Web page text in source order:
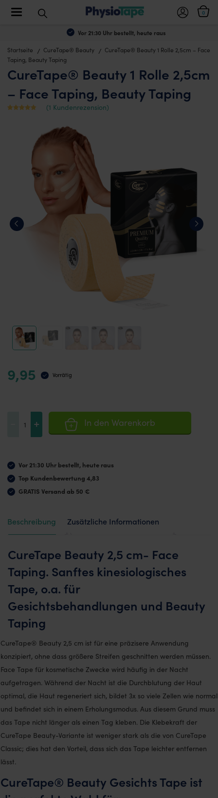
Vor 21:30 Uhr bestellt, heute raus
0
Toggle navigation
Startseite CureTape® Beauty
CureTape® Beauty 1 Rolle 2,5cm – Face
Taping, Beauty Taping
CureTape® Beauty 1 Rolle 2,5cm
– Face Taping, Beauty Taping
Kundenbewe
(1 Kundenrezension)
9,95 Vorrätig
2,5cm
-
Face
Beauty
Taping
Menge
+ In den Warenkorb
Vor 21:30 Uhr bestellt, heute raus
Top Kundenbewertung 4,83
GRATIS Versand ab 50 €
Beschreibung
Zusätzliche Informationen
CureTape Beauty 2,5 cm- Face
Taping. Sanftes kinesiologisches
Tape, o.a. für
Gesichtsbehandlungen und Beauty
Taping
CureTape® Beauty 2,5 cm ist für eine präzisere Anwendung
konzipiert, ohne dass größere Streifen geschnitten werden müssen.
Face Tape für kosmetische Zwecke wird häufig in der Nacht
aufgetragen. Während der Nacht ist die Durchblutung der Haut
optimal, die Haut regeneriert sich, bildet 3x so viele Zellen wie normal
und befindet sich in einem Erholungsmodus. Aus diesem Grund muss
das Tape nicht länger als einen Tag kleben. Die Klebekraft der
CureTape Beauty-Variante ist weniger stark als die von CureTape
Classic; dies hat den Vorteil, dass sich das Tape leichter entfernen
lässt.
CureTape® Beauty Gesichts Tape ist